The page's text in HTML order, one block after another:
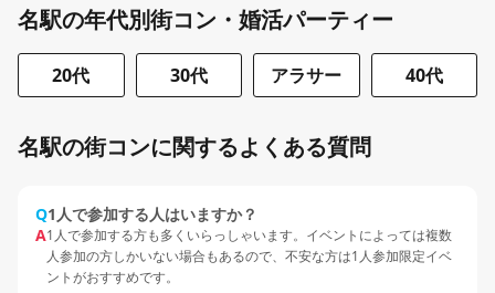
名駅の年代別街コン・婚活パーティー
20代 30代 アラサー 40代
名駅の街コンに関するよくある質問
Q1人で参加する人はいますか？
A1人で参加する方も多くいらっしゃいます。イベントによっては複数
人参加の方しかいない場合もあるので、不安な方は1人参加限定イベ
ントがおすすめです。